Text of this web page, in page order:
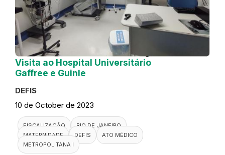
Visita ao Hospital Universitário
Gaffree e Guinle
DEFIS
10 de October de 2023
FISCALIZAÇÃO
RIO DE JANEIRO
MATERNIDADE
DEFIS
ATO MÉDICO
METROPOLITANA I